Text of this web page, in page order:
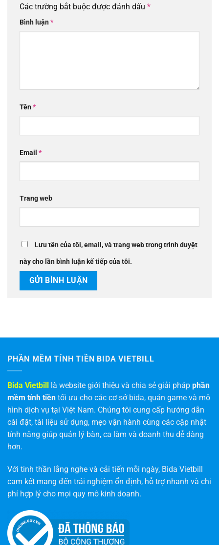
Các trường bắt buộc được đánh dấu *
Bình luận*
Tên*
Email *
Trang web
Lưu tên của tôi, email, và trang web trong trình duyệt
này cho lần bình luận kế tiếp của tôi.
PHẦN MỀM TÍNH TIỀN BIDA VIETBILL
Bida Vietbill là website giới thiệu và chia sẻ giải pháp phần
mềm tính tiền tối ưu cho các cơ sở bida, quán game và mô
hình dịch vụ tại Việt Nam. Chúng tôi cung cấp hướng dẫn
cài đặt, tài liệu sử dụng, mẹo vận hành cùng các cập nhật
tính năng giúp quản lý bàn, ca làm và doanh thu dễ dàng
hơn.
Với tinh thần lắng nghe và cải tiến mỗi ngày, Bida Vietbill
cam kết mang đến trải nghiệm ổn định, hỗ trợ nhanh và chi
phí hợp lý cho mọi quy mô kinh doanh.